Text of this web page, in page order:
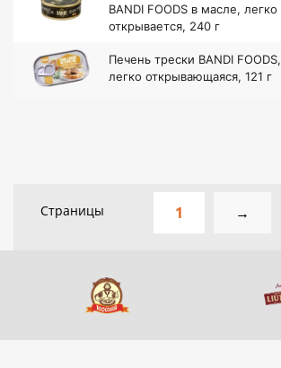
BANDI FOODS в масле, легко
открывается, 240 г
Печень трески BANDI FOODS,
легко открывающаяся, 121 г
Страницы 1 →